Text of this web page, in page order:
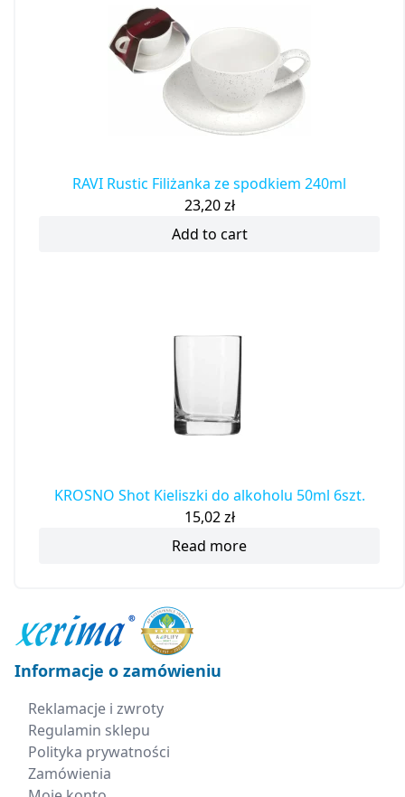
RAVI Rustic Filiżanka ze spodkiem 240ml
23,20zł
Add to cart
KROSNO Shot Kieliszki do alkoholu 50ml 6szt.
15,02zł
Read more
Informacje o zamówieniu
Reklamacje i zwroty
Regulamin sklepu
Polityka prywatności
Zamówienia